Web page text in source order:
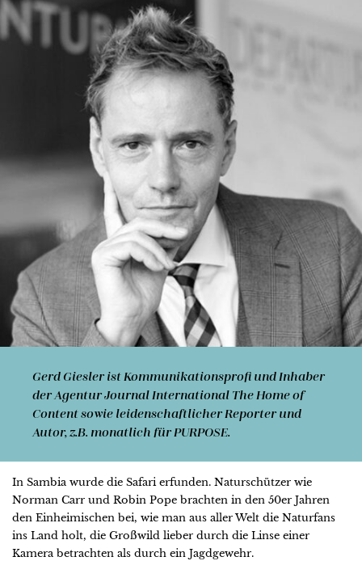
Gerd Giesler ist Kommunikationsprofi und Inhaber
der Agentur Journal International The Home of
Content sowie leidenschaftlicher Reporter und
Autor, z.B. monatlich für PURPOSE.
In Sambia wurde die Safari erfunden. Naturschützer wie
Norman Carr und Robin Pope brachten in den 50er Jahren
den Einheimischen bei, wie man aus aller Welt die Naturfans
ins Land holt, die Großwild lieber durch die Linse einer
Kamera betrachten als durch ein Jagdgewehr.